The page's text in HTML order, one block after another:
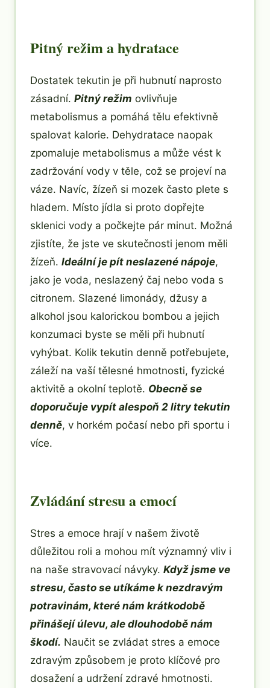
Pitný režim a hydratace
Dostatek tekutin je při hubnutí naprosto
zásadní. Pitný režim ovlivňuje
metabolismus a pomáhá tělu efektivně
spalovat kalorie. Dehydratace naopak
zpomaluje metabolismus a může vést k
zadržování vody v těle, což se projeví na
váze. Navíc, žízeň si mozek často plete s
hladem. Místo jídla si proto dopřejte
sklenici vody a počkejte pár minut. Možná
zjistíte, že jste ve skutečnosti jenom měli
žízeň. Ideální je pít neslazené nápoje,
jako je voda, neslazený čaj nebo voda s
citronem. Slazené limonády, džusy a
alkohol jsou kalorickou bombou a jejich
konzumaci byste se měli při hubnutí
vyhýbat. Kolik tekutin denně potřebujete,
záleží na vaší tělesné hmotnosti, fyzické
aktivitě a okolní teplotě. Obecně se
doporučuje vypít alespoň 2 litry tekutin
denně, v horkém počasí nebo při sportu i
více.
Zvládání stresu a emocí
Stres a emoce hrají v našem životě
důležitou roli a mohou mít významný vliv i
na naše stravovací návyky. Když jsme ve
stresu, často se utíkáme k nezdravým
potravinám, které nám krátkodobě
přinášejí úlevu, ale dlouhodobě nám
škodí. Naučit se zvládat stres a emoce
zdravým způsobem je proto klíčové pro
dosažení a udržení zdravé hmotnosti.